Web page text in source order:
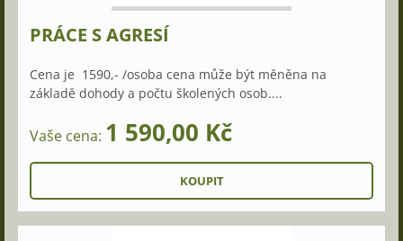
PRÁCE S AGRESÍ
Cena je 1590,- /osoba cena může být měněna na
základě dohody a počtu školených osob....
Vaše cena: 1 590,00 Kč